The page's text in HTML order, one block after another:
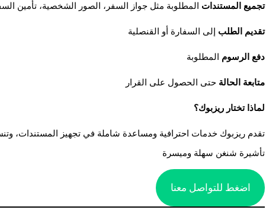
تجميع المستندات المطلوبة مثل جواز السفر، الصور الشخصية، تأمين
تقديم الطلب إلى السفارة أو القنصلية
دفع الرسوم المطلوبة
متابعة الحالة حتى الحصول على القرار
لماذا تختار ريزبوك؟
تقدم ريزبوك خدمات احترافية ومساعدة شاملة في تجهيز المستندات،
تأشيرة شنغن سهلة وميسرة
اضغط للتواصل معنا